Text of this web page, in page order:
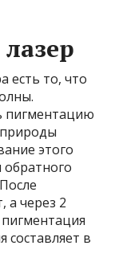
есть то, что
пигментацию
этого
а через 2
составляет в